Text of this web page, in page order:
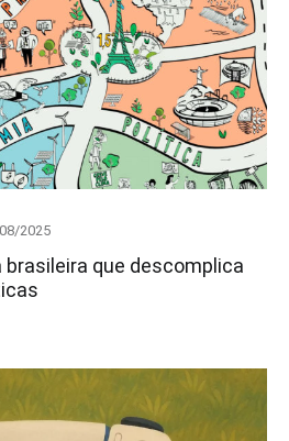
2025
que descomplica